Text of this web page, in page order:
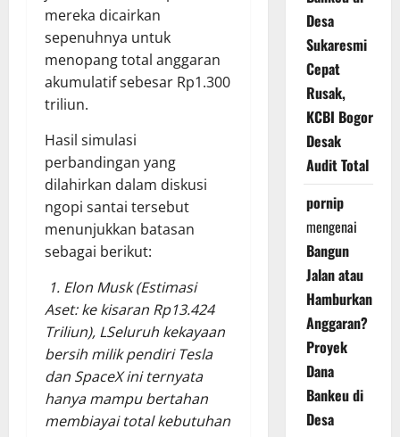
mereka dicairkan
sepenuhnya untuk
menopang total anggaran
akumulatif sebesar Rp1.300
triliun.
Hasil simulasi
perbandingan yang
dilahirkan dalam diskusi
ngopi santai tersebut
menunjukkan batasan
sebagai berikut:
1. Elon Musk (Estimasi
Aset: ke kisaran Rp13.424
Triliun), LSeluruh kekayaan
bersih milik pendiri Tesla
dan SpaceX ini ternyata
hanya mampu bertahan
membiayai total kebutuhan
Desa
Sukaresmi
Cepat
Rusak,
KCBI Bogor
Desak
Audit Total
pornip
mengenai
Bangun
Jalan atau
Hamburkan
Anggaran?
Proyek
Dana
Bankeu di
Desa